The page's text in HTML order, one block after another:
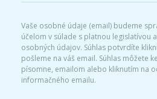
Vaše osobné údaje (email) budeme
účelom v súlade s platnou legislatívou
osobných údajov. Súhlas potvrdíte
pošleme na váš email. Súhlas môžete
písomne, emailom alebo kliknutím na
informačného emailu.